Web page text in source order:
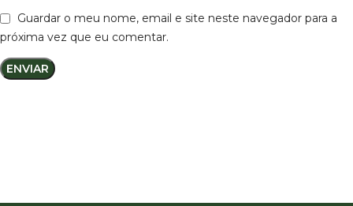
Guardar o meu nome, email e site neste navegador para a
próxima vez que eu comentar.